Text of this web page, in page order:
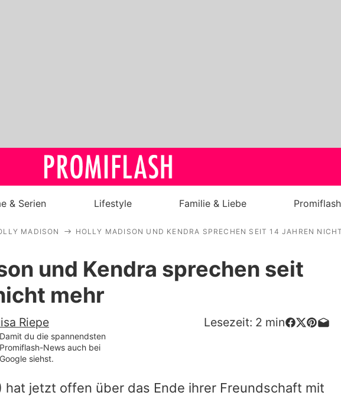
Royals
Stars
Filme & Serien
Familie & Liebe
& Serien Lifestyle Familie & Liebe
MADISON HOLLY MADISON UND KENDRA SPRECHEN SEIT 14 JAHREN
und Kendra sprechen seit
mehr
Riepe Lesezeit: 2 min
Damit du die spannendsten
Promiflash-News auch bei
Google siehst.
hat jetzt offen über das Ende ihrer Freundschaft mit